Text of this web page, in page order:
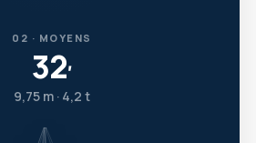
02 · MOYENS
32′
9,75 m · 4,2 t